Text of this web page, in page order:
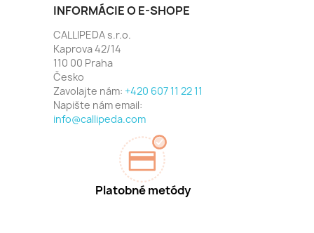
INFORMÁCIE O E-SHOPE
CALLIPEDA s.r.o.
Kaprova 42/14
110 00 Praha
Česko
Zavolajte nám: +420 607 11 22 11
Napište nám email:
info@callipeda.com
Platobné metódy